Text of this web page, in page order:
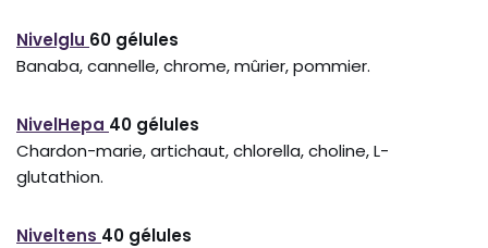
Nivelglu 60 gélules
Banaba, cannelle, chrome, mûrier, pommier.
NivelHepa 40 gélules
Chardon-marie, artichaut, chlorella, choline, L-
glutathion.
Niveltens 40 gélules